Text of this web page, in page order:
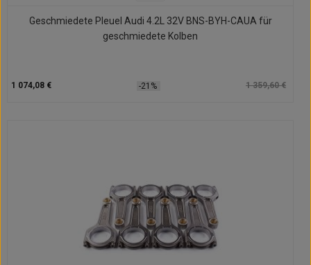
Geschmiedete Pleuel Audi 4.2L 32V BNS-BYH-CAUA für
geschmiedete Kolben
1 074,08 € -21% 1 359,60 €